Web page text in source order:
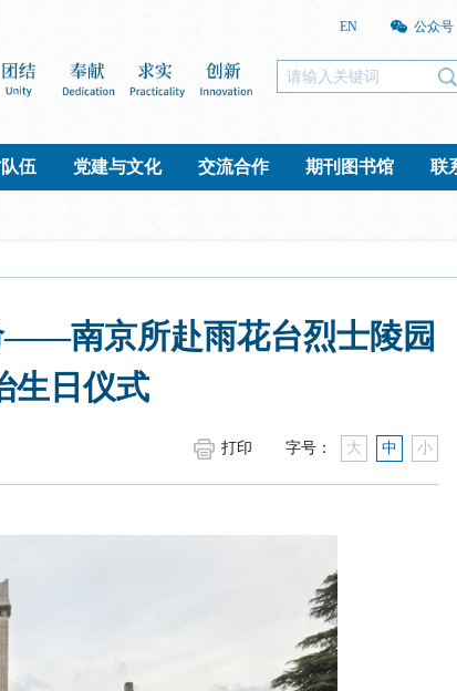
EN 公众号
伍 党建与文化 交流合作 期刊图书馆 联
——南京所赴雨花台烈士陵园
生日仪式
字号： 大 中 小
打印